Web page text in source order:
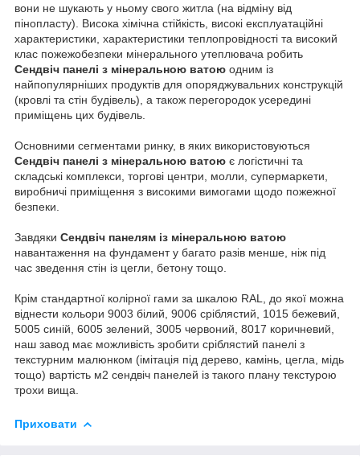
вони не шукають у ньому свого житла (на відміну від
пінопласту). Висока хімічна стійкість, високі експлуатаційні
характеристики, характеристики теплопровідності та високий
клас пожежобезпеки мінерального утеплювача робить
Сендвіч панелі з мінеральною ватою одним із
найпопулярніших продуктів для опоряджувальних конструкцій
(кровлі та стін будівель), а також перегородок усередині
приміщень цих будівель.
Основними сегментами ринку, в яких використовуються
Сендвіч панелі з мінеральною ватою є логістичні та
складські комплекси, торгові центри, молли, супермаркети,
виробничі приміщення з високими вимогами щодо пожежної
безпеки.
Завдяки Сендвіч панелям із мінеральною ватою
навантаження на фундамент у багато разів менше, ніж під
час зведення стін із цегли, бетону тощо.
Крім стандартної колірної гами за шкалою RAL, до якої можна
віднести кольори 9003 білий, 9006 сріблястий, 1015 бежевий,
5005 синій, 6005 зелений, 3005 червоний, 8017 коричневий,
наш завод має можливість зробити сріблястий панелі з
текстурним малюнком (імітація під дерево, камінь, цегла, мідь
тощо) вартість м2 сендвіч панелей із такого плану текстурою
трохи вища.
Приховати